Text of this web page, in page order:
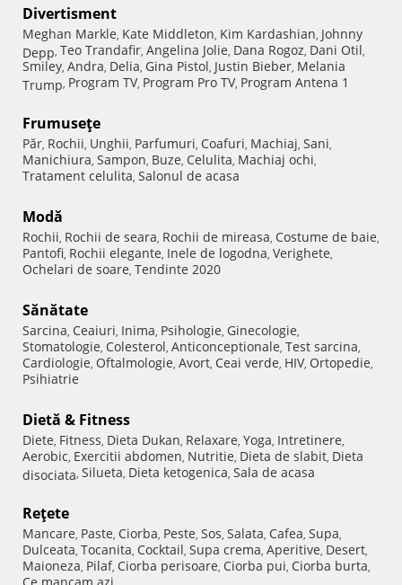
Divertisment
Meghan Markle, Kate Middleton, Kim Kardashian, Johnny
Depp, Teo Trandafir, Angelina Jolie, Dana Rogoz, Dani Otil,
Smiley, Andra, Delia, Gina Pistol, Justin Bieber, Melania
Trump, Program TV, Program Pro TV, Program Antena 1
Frumuseţe
Păr, Rochii, Unghii, Parfumuri, Coafuri, Machiaj, Sani,
Manichiura, Sampon, Buze, Celulita, Machiaj ochi,
Tratament celulita, Salonul de acasa
Modă
Rochii, Rochii de seara, Rochii de mireasa, Costume de baie,
Pantofi, Rochii elegante, Inele de logodna, Verighete,
Ochelari de soare, Tendinte 2020
Sănătate
Sarcina, Ceaiuri, Inima, Psihologie, Ginecologie,
Stomatologie, Colesterol, Anticonceptionale, Test sarcina,
Cardiologie, Oftalmologie, Avort, Ceai verde, HIV, Ortopedie,
Psihiatrie
Dietă & Fitness
Diete, Fitness, Dieta Dukan, Relaxare, Yoga, Intretinere,
Aerobic, Exercitii abdomen, Nutritie, Dieta de slabit, Dieta
disociata, Silueta, Dieta ketogenica, Sala de acasa
Reţete
Mancare, Paste, Ciorba, Peste, Sos, Salata, Cafea, Supa,
Dulceata, Tocanita, Cocktail, Supa crema, Aperitive, Desert,
Maioneza, Pilaf, Ciorba perisoare, Ciorba pui, Ciorba burta,